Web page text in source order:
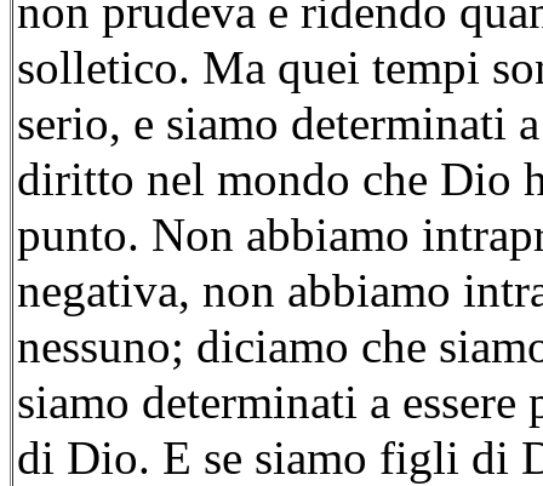
non prudeva e ridendo
solletico. Ma quei tempi
serio, e siamo determinati
diritto nel mondo che Dio
punto. Non abbiamo
negativa, non abbiamo
nessuno; diciamo che
siamo determinati a
di Dio. E se siamo figli di